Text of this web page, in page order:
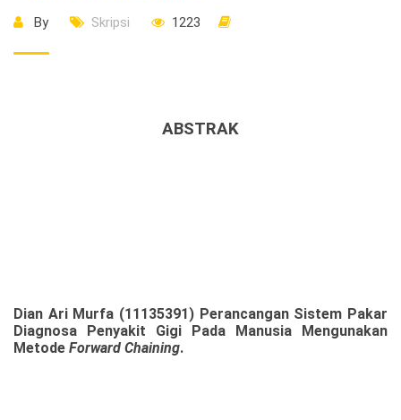
By Skripsi 1223
ABSTRAK
Dian Ari Murfa (11135391) Perancangan Sistem Pakar
Diagnosa Penyakit Gigi Pada Manusia Mengunakan
Metode Forward Chaining.